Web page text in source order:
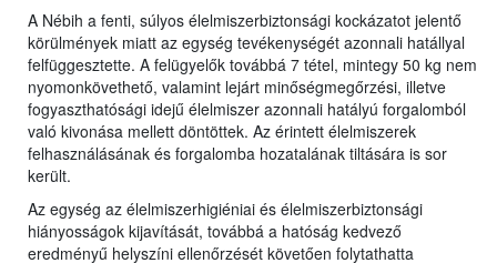
A Nébih a fenti, súlyos élelmiszerbiztonsági kockázatot jelentő
körülmények miatt az egység tevékenységét azonnali hatállyal
felfüggesztette. A felügyelők továbbá 7 tétel, mintegy 50 kg nem
nyomonkövethető, valamint lejárt minőségmegőrzési, illetve
fogyaszthatósági idejű élelmiszer azonnali hatályú forgalomból
való kivonása mellett döntöttek. Az érintett élelmiszerek
felhasználásának és forgalomba hozatalának tiltására is sor
került.
Az egység az élelmiszerhigiéniai és élelmiszerbiztonsági
hiányosságok kijavítását, továbbá a hatóság kedvező
eredményű helyszíni ellenőrzését követően folytathatta